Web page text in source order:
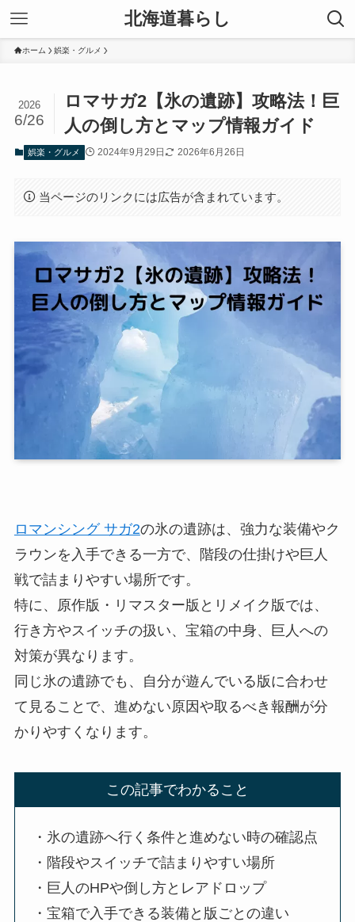
北海道暮らし
ホーム 娯楽・グルメ
ロマサガ2【氷の遺跡】攻略法！巨
人の倒し方とマップ情報ガイド
2026
6/26
娯楽・グルメ 2024年9月29日 2026年6月26日
当ページのリンクには広告が含まれています。
ロマンシング サガ2の氷の遺跡は、強力な装備やク
ラウンを入手できる一方で、階段の仕掛けや巨人
戦で詰まりやすい場所です。
特に、原作版・リマスター版とリメイク版では、
行き方やスイッチの扱い、宝箱の中身、巨人への
対策が異なります。
同じ氷の遺跡でも、自分が遊んでいる版に合わせ
て見ることで、進めない原因や取るべき報酬が分
かりやすくなります。
この記事でわかること
・氷の遺跡へ行く条件と進めない時の確認点
・階段やスイッチで詰まりやすい場所
・巨人のHPや倒し方とレアドロップ
・宝箱で入手できる装備と版ごとの違い